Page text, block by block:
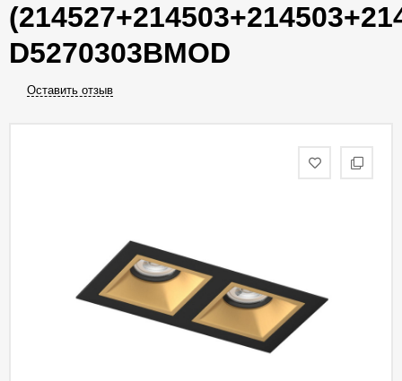
D5270303BMOD
Оставить отзыв